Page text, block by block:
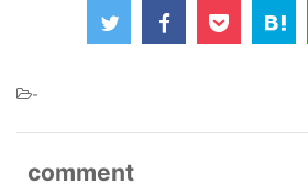
-
comment